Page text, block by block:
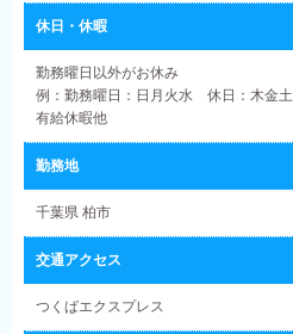
休日・休暇
勤務曜日以外がお休み
例：勤務曜日：日月火水 休日：木金土
有給休暇他
勤務地
千葉県 柏市
交通アクセス
つくばエクスプレス